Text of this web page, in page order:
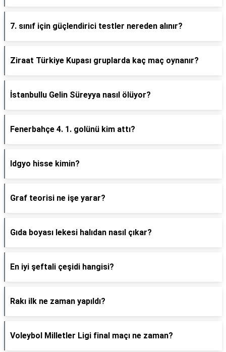
7. sınıf için güçlendirici testler nereden alınır?
Ziraat Türkiye Kupası gruplarda kaç maç oynanır?
İstanbullu Gelin Süreyya nasıl ölüyor?
Fenerbahçe 4. 1. golünü kim attı?
Idgyo hisse kimin?
Graf teorisi ne işe yarar?
Gıda boyası lekesi halıdan nasıl çıkar?
En iyi şeftali çeşidi hangisi?
Rakı ilk ne zaman yapıldı?
Voleybol Milletler Ligi final maçı ne zaman?